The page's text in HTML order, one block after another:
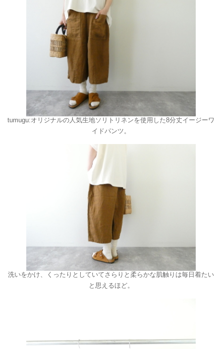
tumugu:オリジナルの人気生地ソリトリネンを使用した8分丈イージーワ
イドパンツ。
洗いをかけ、くったりとしていてさらりと柔らかな肌触りは毎日着たい
と思えるほど。